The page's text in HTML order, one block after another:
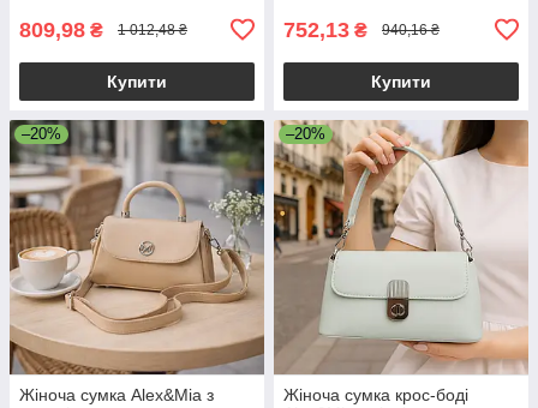
809,98 ₴ 1 012,48 ₴
Купити
752,13 ₴ 940,16 ₴
Купити
–20%
Жіноча сумка Alex&Mia з
–20%
Жіноча сумка крос-боді